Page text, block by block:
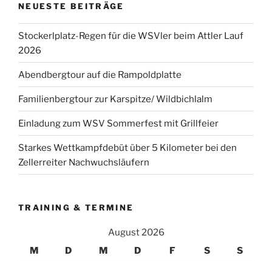
NEUESTE BEITRÄGE
Stockerlplatz-Regen für die WSVler beim Attler Lauf
2026
Abendbergtour auf die Rampoldplatte
Familienbergtour zur Karspitze/ Wildbichlalm
Einladung zum WSV Sommerfest mit Grillfeier
Starkes Wettkampfdebüt über 5 Kilometer bei den
Zellerreiter Nachwuchsläufern
TRAINING & TERMINE
August 2026
M
D M D F S S